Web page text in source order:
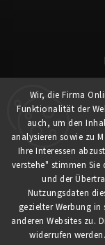
Wir, die Firma
Funktionalität der
auch, um den
analysieren sowie zu
Ihre Interessen
verstehe" stimmen Sie
und der
Nutzungsdaten
gezielter Werbung
anderen Websites zu.
widerrufen